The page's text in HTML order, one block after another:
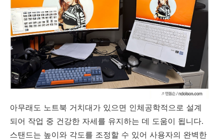
아무래도 노트북 거치대가 있으면 인체공학적으로 설계
되어 작업 중 건강한 자세를 유지하는 데 도움이 됩니다.
스탠드는 높이와 각도를 조정할 수 있어 사용자의 완벽한